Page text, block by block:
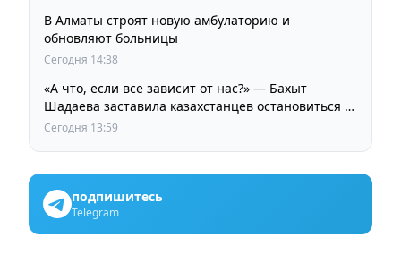
В Алматы строят новую амбулаторию и
обновляют больницы
Сегодня 14:38
«А что, если все зависит от нас?» — Бахыт
Шадаева заставила казахстанцев остановиться и
задуматься
Сегодня 13:59
подпишитесь
Telegram